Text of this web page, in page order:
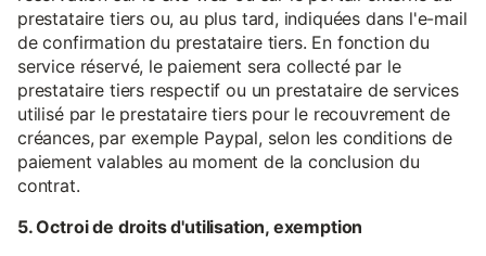
prestataire tiers ou, au plus tard, indiquées dans l'e-mail
de confirmation du prestataire tiers. En fonction du
service réservé, le paiement sera collecté par le
prestataire tiers respectif ou un prestataire de services
utilisé par le prestataire tiers pour le recouvrement de
créances, par exemple Paypal, selon les conditions de
paiement valables au moment de la conclusion du
contrat.
5. Octroi de droits d'utilisation, exemption